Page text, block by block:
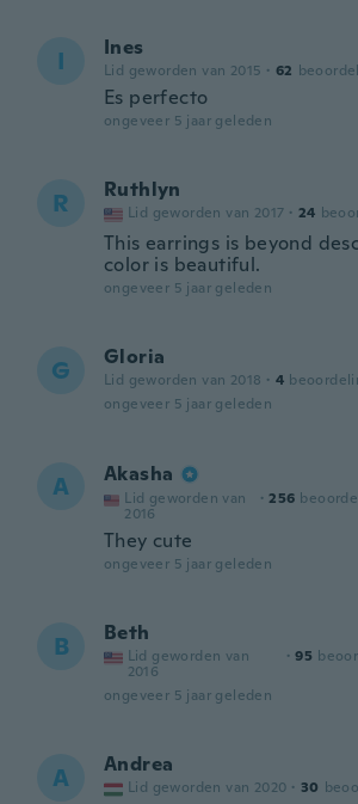
I Ines
Lid geworden van 2015 · 62
Es perfecto
ongeveer 5 jaar geleden
R Ruthlyn
Lid geworden van 2017 · 24
This earrings is beyond
color is beautiful.
ongeveer 5 jaar geleden
G Gloria
Lid geworden van 2018 · 4
ongeveer 5 jaar geleden
A Akasha
Lid geworden van
2016
· 256
They cute
ongeveer 5 jaar geleden
B Beth
Lid geworden van
2016
· 95
ongeveer 5 jaar geleden
A Andrea
Lid geworden van 2020 · 30